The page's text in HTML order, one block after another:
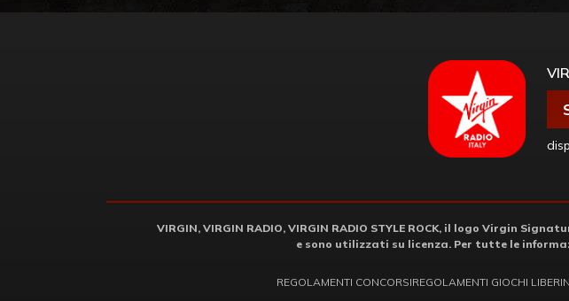
VIRGIN, VIRGIN RADIO, VIRGIN RADIO STYLE ROCK, il logo Virgin
e sono utilizzati su licenza. Per tutte le
REGOLAMENTI CONCORSIREGOLAMENTI GIOCHI LIBERI